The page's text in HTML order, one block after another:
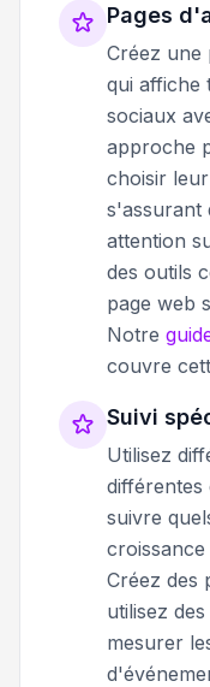
Pages
Créez une
qui affiche
sociaux
approche
choisir
s'assurant
attention
des outils
page web
Notre
couvre
Suivi
Utilisez
différentes
suivre
Créez des
utilisez
mesurer